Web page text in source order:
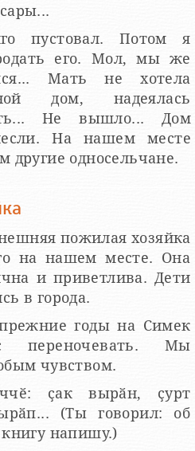
пустовал. Потом я
его. Мол, мы же
Мать не хотела
дом, надеялась
Не вышло... Дом
На нашем месте
другие односельчане.
пожилая хозяйка
на нашем месте. Она
и приветлива. Дети
в города.
годы на Симек
переночевать. Мы
чувством.
ҫак вырӑн, ҫурт
(Ты говорил: об
напишу.)